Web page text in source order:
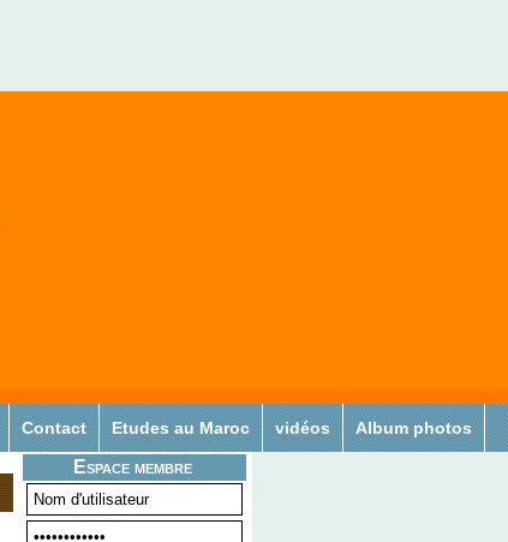
Contact Etudes au Maroc vidéos Album photos
Espace membre